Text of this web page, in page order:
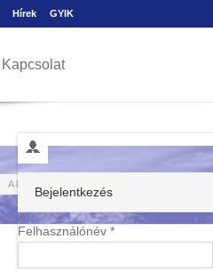
Hírek GYIK
Kapcsolat
Bejelentkezés
Felhasználónév *
A kategória